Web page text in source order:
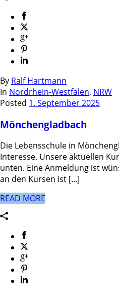
By Ralf Hartmann
In Nordrhein-Westfalen, NRW
Posted 1. September 2025
Mönchengladbach
Die Lebensschule in
Interesse. Unsere aktuellen
unten. Eine Anmeldung ist
an den Kursen ist [...]
READ MORE